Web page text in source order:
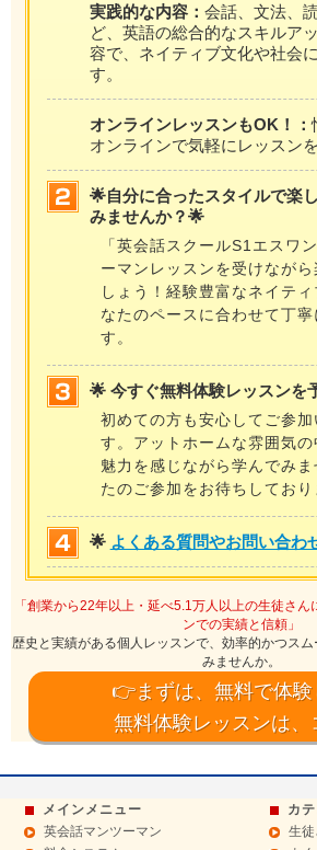
実践的な内容： 会話、文法、
ど、英語の総合的なスキルア
容で、ネイティブ文化や社会
す。
オンラインレッスンもOK！：
オンラインで気軽にレッスン
🌟自分に合ったスタイルで楽
みませんか？🌟
「英会話スクールS1エスワ
ーマンレッスンを受けながら
しょう！経験豊富なネイテ
なたのペースに合わせて丁寧
す。
🌟 今すぐ無料体験レッスンを
初めての方も安心してご参加
す。アットホームな雰囲気
魅力を感じながら学んでみ
たのご参加をお待ちしており
🌟 よくある質問やお問い合わ
「創業から22年以上・延べ5.1万人以上の生徒さ
ンでの実績と信頼」
歴史と実績がある個人レッスンで、効率的かつス
みませんか。
👉まずは、無料で体験
無料体験レッスンは、
メインメニュー
英会話マンツーマン
カ
生